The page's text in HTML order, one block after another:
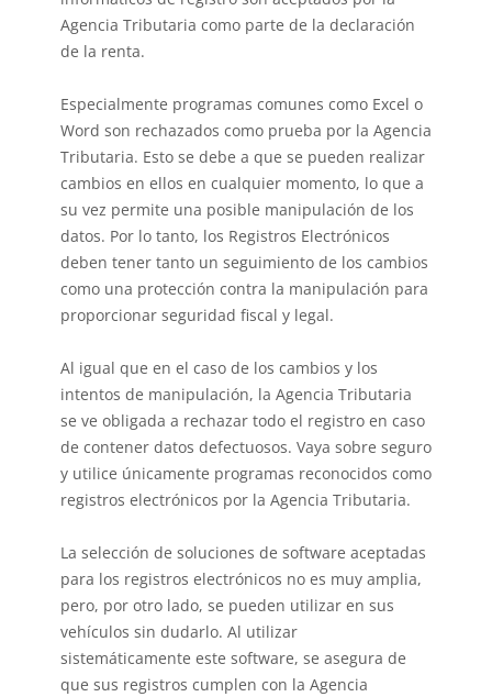
Agencia Tributaria como parte de la declaración
de la renta.
Especialmente programas comunes como Excel o
Word son rechazados como prueba por la Agencia
Tributaria. Esto se debe a que se pueden realizar
cambios en ellos en cualquier momento, lo que a
su vez permite una posible manipulación de los
datos. Por lo tanto, los Registros Electrónicos
deben tener tanto un seguimiento de los cambios
como una protección contra la manipulación para
proporcionar seguridad fiscal y legal.
Al igual que en el caso de los cambios y los
intentos de manipulación, la Agencia Tributaria
se ve obligada a rechazar todo el registro en caso
de contener datos defectuosos. Vaya sobre seguro
y utilice únicamente programas reconocidos como
registros electrónicos por la Agencia Tributaria.
La selección de soluciones de software aceptadas
para los registros electrónicos no es muy amplia,
pero, por otro lado, se pueden utilizar en sus
vehículos sin dudarlo. Al utilizar
sistemáticamente este software, se asegura de
que sus registros cumplen con la Agencia